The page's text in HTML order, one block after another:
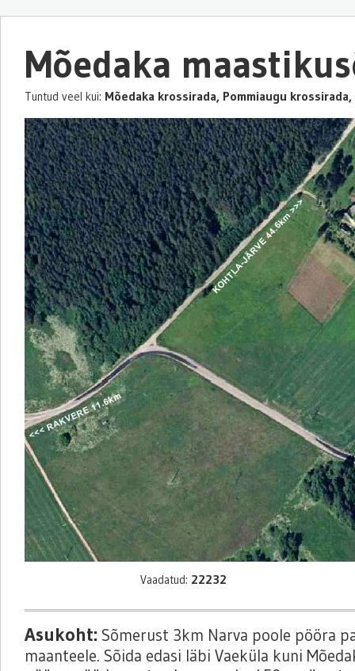
Mõedaka
Tuntud veel kui: Mõedaka krossirada, Pommiaugu krossirada,
Vaadatud: 22232
Asukoht: Sõmerust 3km Narva poole pööra
maanteele. Sõida edasi läbi Vaeküla kuni